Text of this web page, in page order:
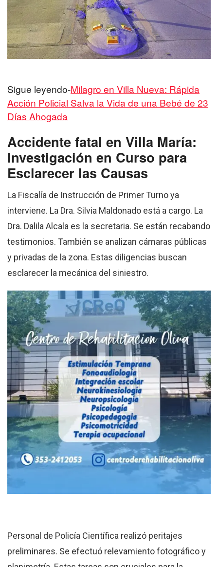
Sigue leyendo-Milagro en Villa Nueva: Rápida
Acción Policial Salva la Vida de una Bebé de 23
Días Ahogada
Accidente fatal en Villa María:
Investigación en Curso para
Esclarecer las Causas
La Fiscalía de Instrucción de Primer Turno ya
interviene. La Dra. Silvia Maldonado está a cargo. La
Dra. Dalila Alcala es la secretaria. Se están recabando
testimonios. También se analizan cámaras públicas
y privadas de la zona. Estas diligencias buscan
esclarecer la mecánica del siniestro.
Personal de Policía Científica realizó peritajes
preliminares. Se efectuó relevamiento fotográfico y